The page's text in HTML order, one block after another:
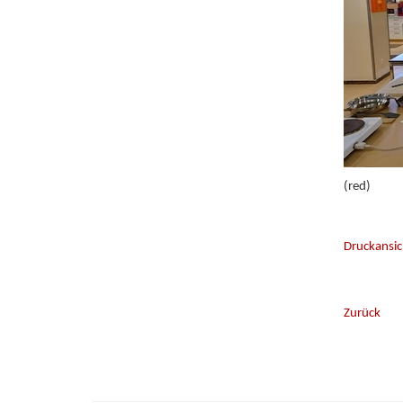
(red)
Zurück